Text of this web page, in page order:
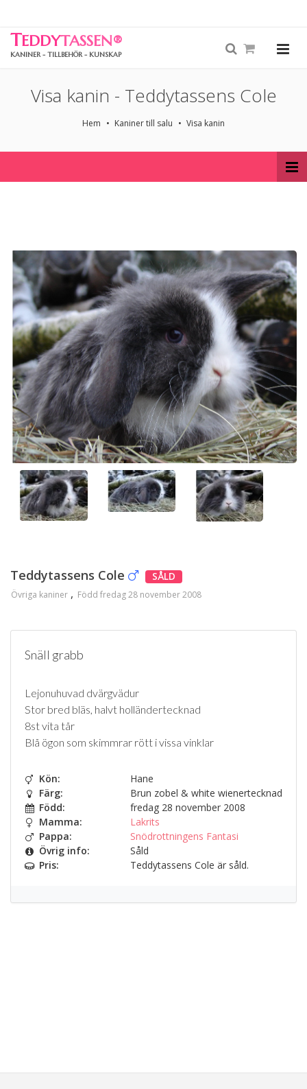
TEDDYTASSEN®
KANINER - TILLBEHÖR - KUNSKAP
Visa kanin - Teddytassens Cole
Hem Kaniner till salu Visa kanin
Teddytassens Cole SÅLD
Övriga kaniner Född fredag 28 november 2008
Snäll grabb
Lejonuhuvad dvärgvädur
Stor bred bläs, halvt holländertecknad
8st vita tår
Blå ögon som skimmrar rött i vissa vinklar
Kön:
Hane
Färg:
Brun zobel & white wienertecknad
Född:
fredag 28 november 2008
Mamma:
Lakrits
Pappa:
Snödrottningens Fantasi
Övrig info:
Såld
Pris:
Teddytassens Cole är såld.